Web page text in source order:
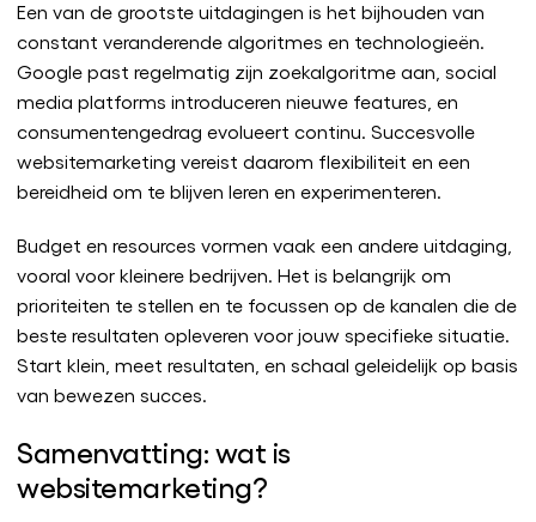
Een van de grootste uitdagingen is het bijhouden van
constant veranderende algoritmes en technologieën.
Google past regelmatig zijn zoekalgoritme aan, social
media platforms introduceren nieuwe features, en
consumentengedrag evolueert continu. Succesvolle
websitemarketing vereist daarom flexibiliteit en een
bereidheid om te blijven leren en experimenteren.
Budget en resources vormen vaak een andere uitdaging,
vooral voor kleinere bedrijven. Het is belangrijk om
prioriteiten te stellen en te focussen op de kanalen die de
beste resultaten opleveren voor jouw specifieke situatie.
Start klein, meet resultaten, en schaal geleidelijk op basis
van bewezen succes.
Samenvatting: wat is
websitemarketing?